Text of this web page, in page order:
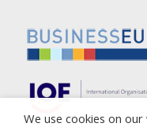
We use cookies on